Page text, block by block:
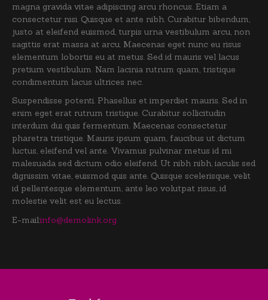
magna gravida vitae adipiscing arcu rhoncus. Etiam a
consectetur nisi. Quisque et ante nibh. Curabitur bibendum,
justo at eleifend euismod, turpis urna vestibulum arcu, non
sagittis erat massa at arcu. Maecenas eget nunc eu risus
elementum lobortis eu at metus. Sed id mauris vel lacus
pretium vestibulum. Nam lacinia rutrum quam, tristique
condimentum lacus ultrices nec.
Suspendisse potenti. Phasellus et imperdiet mauris. Sed in
enim eget erat rutrum tristique. Curabitur sollicitudin
interdum dui quis fermentum. Maecenas consectetur
pharetra tristique. Mauris ipsum quam, faucibus ut dictum
luctus, eleifend vel ante. Vivamus pulvinar metus id mi
malesuada sed dictum odio eleifend. Ut nibh nibh, iaculis sed
dignissim vitae, euismod quis ante. Quisque scelerisque, velit
id pellentesque elementum, ante leo volutpat risus, id
molestie velit est eu lectus.
E-mail:info@demolink.org